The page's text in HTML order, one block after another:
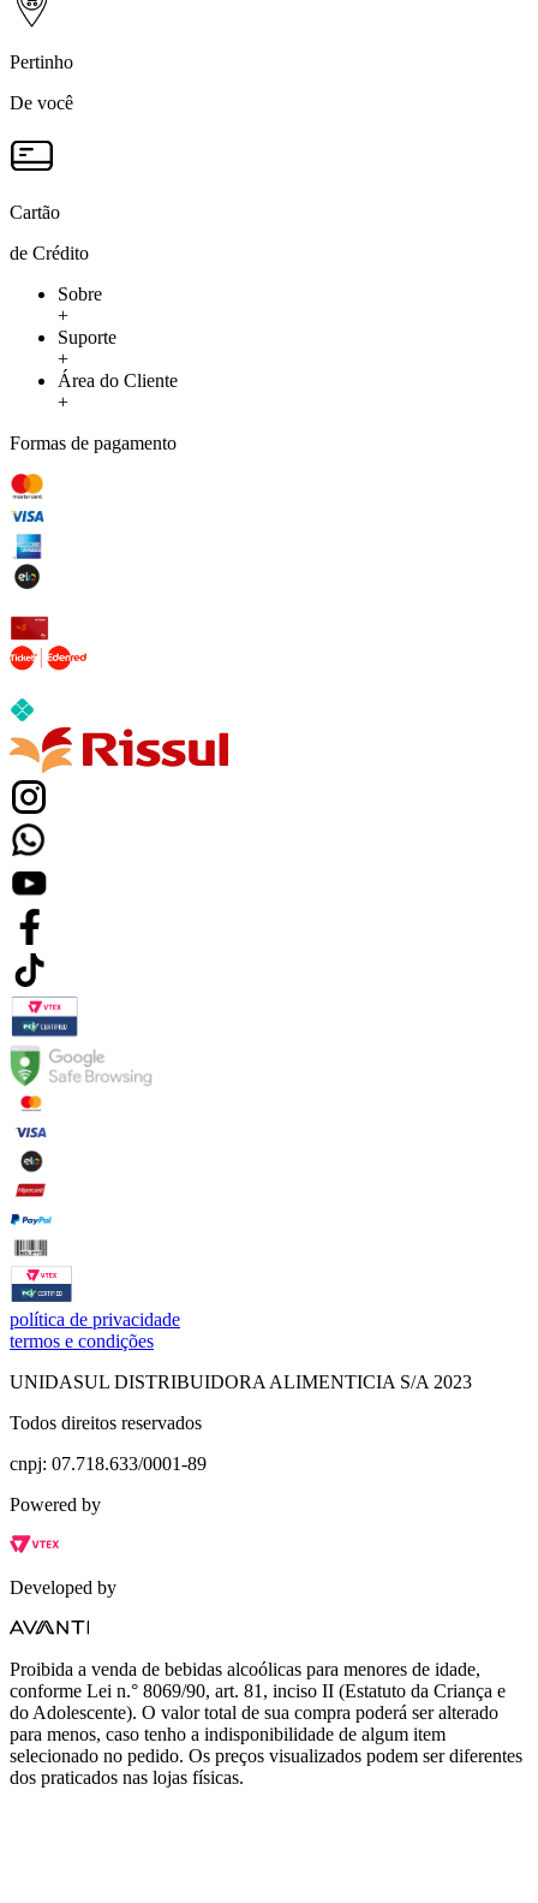
Pertinho
De você
Cartão
de Crédito
Sobre
+
Suporte
+
Área do Cliente
+
Formas de pagamento
política de privacidade
termos e condições
UNIDASUL DISTRIBUIDORA ALIMENTICIA S/A 2023
Todos direitos reservados
cnpj: 07.718.633/0001-89
Powered by
Developed by
Proibida a venda de bebidas alcoólicas para menores de idade,
conforme Lei n.° 8069/90, art. 81, inciso II (Estatuto da Criança e
do Adolescente). O valor total de sua compra poderá ser alterado
para menos, caso tenho a indisponibilidade de algum item
selecionado no pedido. Os preços visualizados podem ser diferentes
dos praticados nas lojas físicas.